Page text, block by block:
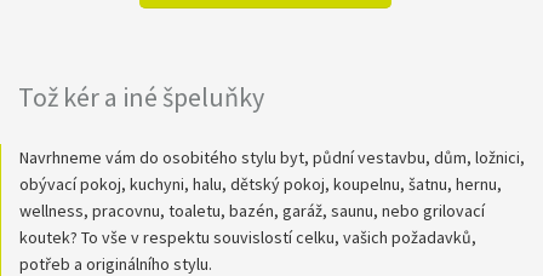
Tož kér a iné špeluňky
Navrhneme vám do osobitého stylu byt, půdní vestavbu, dům, ložnici,
obývací pokoj, kuchyni, halu, dětský pokoj, koupelnu, šatnu, hernu,
wellness, pracovnu, toaletu, bazén, garáž, saunu, nebo grilovací
koutek? To vše v respektu souvislostí celku, vašich požadavků,
potřeb a originálního stylu.